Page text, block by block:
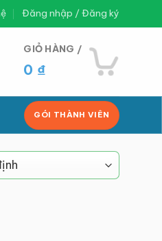
Đăng nhập / Đăng ký
GIỎ HÀNG /
0 ₫
GÓI THÀNH VIÊN